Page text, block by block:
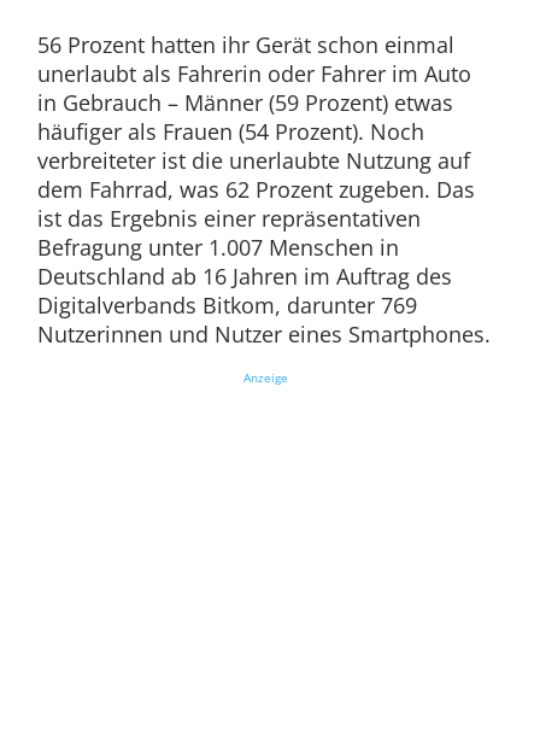
56 Prozent hatten ihr Gerät schon einmal
unerlaubt als Fahrerin oder Fahrer im Auto
in Gebrauch – Männer (59 Prozent) etwas
häufiger als Frauen (54 Prozent). Noch
verbreiteter ist die unerlaubte Nutzung auf
dem Fahrrad, was 62 Prozent zugeben. Das
ist das Ergebnis einer repräsentativen
Befragung unter 1.007 Menschen in
Deutschland ab 16 Jahren im Auftrag des
Digitalverbands Bitkom, darunter 769
Nutzerinnen und Nutzer eines Smartphones.
Anzeige